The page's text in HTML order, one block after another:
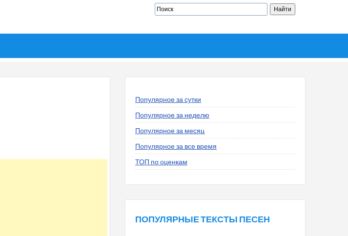
Популярное за сутки
Популярное за неделю
Популярное за месяц
Популярное за все время
ТОП по оценкам
ПОПУЛЯРНЫЕ ТЕКСТЫ ПЕСЕН